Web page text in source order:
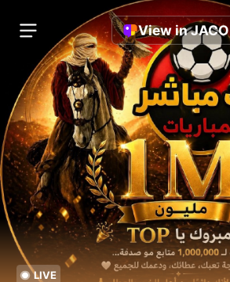
View in JACO
LIVE